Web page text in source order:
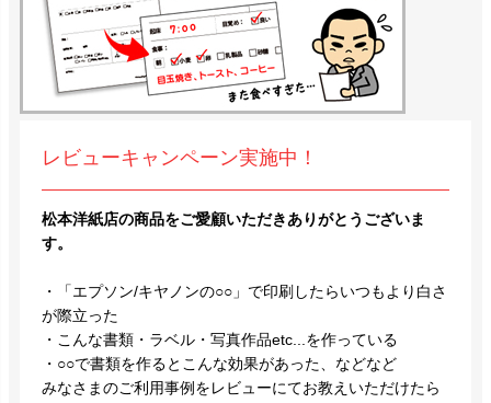
レビューキャンペーン実施中！
松本洋紙店の商品をご愛顧いただきありがとうございま
す。
・「エプソン/キヤノンの○○」で印刷したらいつもより白さ
が際立った
・こんな書類・ラベル・写真作品etc...を作っている
・○○で書類を作るとこんな効果があった、などなど
みなさまのご利用事例をレビューにてお教えいただけたら